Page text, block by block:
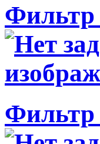
Фильтр
Фильтр